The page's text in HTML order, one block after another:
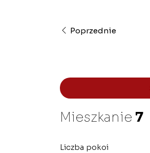
Poprzednie
Mieszkanie 7
Liczba pokoi